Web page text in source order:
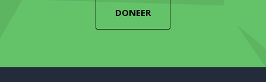
DONEER